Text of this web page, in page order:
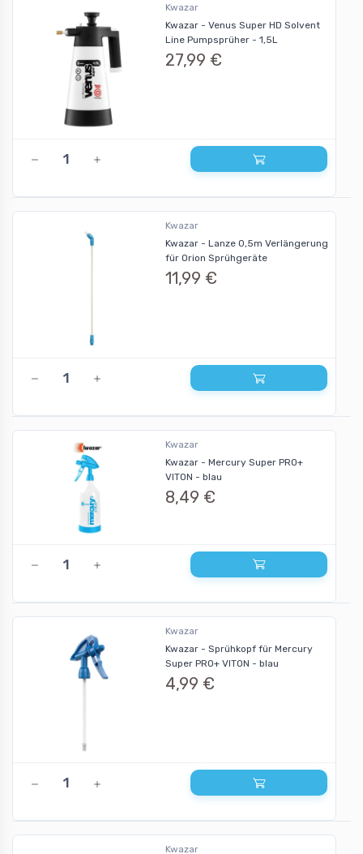
Kwazar
Kwazar - Venus Super HD Solvent
Line Pumpsprüher - 1,5L
27,99 €
Kwazar
Kwazar - Lanze 0,5m Verlängerung
für Orion Sprühgeräte
11,99 €
Kwazar
Kwazar - Mercury Super PRO+
VITON - blau
8,49 €
Kwazar
Kwazar - Sprühkopf für Mercury
Super PRO+ VITON - blau
4,99 €
Kwazar